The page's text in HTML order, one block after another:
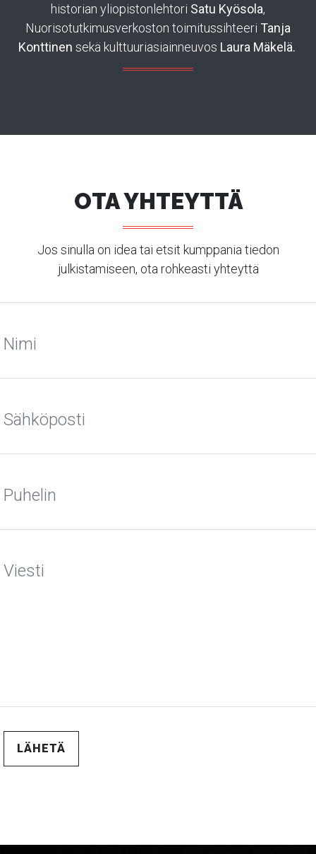
historian yliopistonlehtori Satu Kyösola,
Nuorisotutkimusverkoston toimitussihteeri Tanja
Konttinen sekä kulttuuriasiainneuvos Laura Mäkelä.
OTA YHTEYTTÄ
Jos sinulla on idea tai etsit kumppania tiedon
julkistamiseen, ota rohkeasti yhteyttä
LÄHETÄ